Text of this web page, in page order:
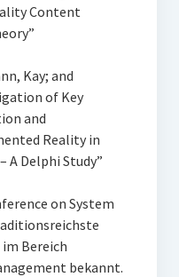
Content
Kay; and
of Key
and
Reality in
A Delphi Study”
on System
Bereich
bekannt.